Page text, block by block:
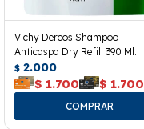
Vichy Dercos Shampoo
Anticaspa Dry Refill 390 Ml.
$ 2.000
$ 1.700 $ 1.700